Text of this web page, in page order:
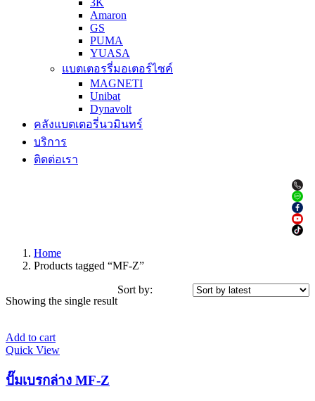
3K
Amaron
GS
PUMA
YUASA
แบตเตอรรี่มอเตอร์ไซค์
MAGNETI
Unibat
Dynavolt
คลังแบตเตอรี่นวมินทร์
บริการ
ติดต่อเรา
Home
Products tagged “MF-Z”
Showing the single result
Sort by:
Add to cart
Quick View
ปั๊มเบรกล่าง MF-Z